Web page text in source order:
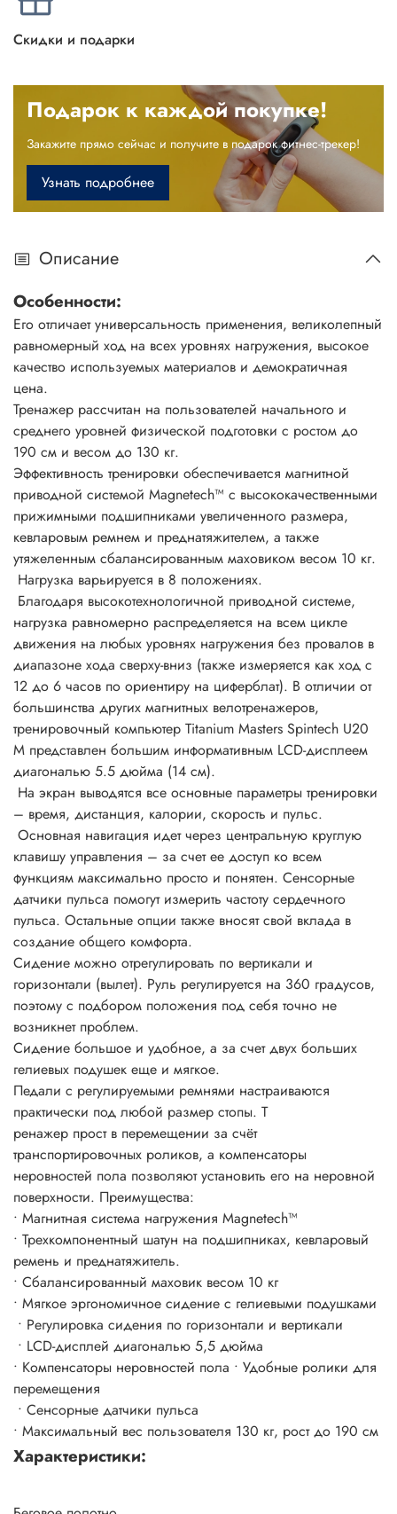
Скидки и подарки
Подарок к каждой покупке!
Закажите прямо сейчас и получите в подарок фитнес-трекер!
Узнать подробнее
Описание
Особенности:
Его отличает универсальность применения, великолепный
равномерный ход на всех уровнях нагружения, высокое
качество используемых материалов и демократичная
цена.
Тренажер рассчитан на пользователей начального и
среднего уровней физической подготовки с ростом до
190 см и весом до 130 кг.
Эффективность тренировки обеспечивается магнитной
приводной системой Magnetech™ с высококачественными
прижимными подшипниками увеличенного размера,
кевларовым ремнем и преднатяжителем, а также
утяжеленным сбалансированным маховиком весом 10 кг.
Нагрузка варьируется в 8 положениях.
Благодаря высокотехнологичной приводной системе,
нагрузка равномерно распределяется на всем цикле
движения на любых уровнях нагружения без провалов в
диапазоне хода сверху-вниз (также измеряется как ход с
12 до 6 часов по ориентиру на циферблат). В отличии от
большинства других магнитных велотренажеров,
тренировочный компьютер Titanium Masters Spintech U20
М представлен большим информативным LCD-дисплеем
диагональю 5.5 дюйма (14 см).
На экран выводятся все основные параметры тренировки
– время, дистанция, калории, скорость и пульс.
Основная навигация идет через центральную круглую
клавишу управления – за счет ее доступ ко всем
функциям максимально просто и понятен. Сенсорные
датчики пульса помогут измерить частоту сердечного
пульса. Остальные опции также вносят свой вклада в
создание общего комфорта.
Сидение можно отрегулировать по вертикали и
горизонтали (вылет). Руль регулируется на 360 градусов,
поэтому с подбором положения под себя точно не
возникнет проблем.
Сидение большое и удобное, а за счет двух больших
гелиевых подушек еще и мягкое.
Педали с регулируемыми ремнями настраиваются
практически под любой размер стопы. Т
ренажер прост в перемещении за счёт
транспортировочных роликов, а компенсаторы
неровностей пола позволяют установить его на неровной
поверхности. Преимущества:
• Магнитная система нагружения Magnetech™
• Трехкомпонентный шатун на подшипниках, кевларовый
ремень и преднатяжитель.
• Сбалансированный маховик весом 10 кг
• Мягкое эргономичное сидение с гелиевыми подушками
• Регулировка сидения по горизонтали и вертикали
• LCD-дисплей диагональю 5,5 дюйма
• Компенсаторы неровностей пола • Удобные ролики для
перемещения
• Сенсорные датчики пульса
• Максимальный вес пользователя 130 кг, рост до 190 см
Характеристики: